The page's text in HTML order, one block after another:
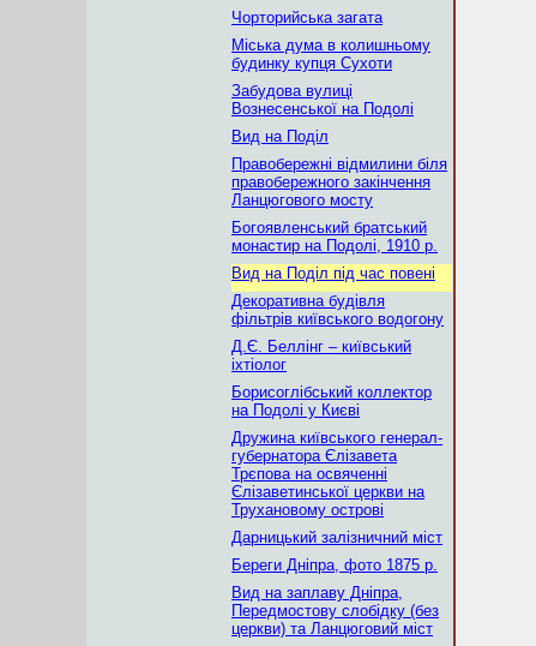
Чорторийська загата
Міська дума в колишньому
будинку купця Сухоти
Забудова вулиці
Вознесенської на Подолі
Вид на Поділ
Правобережні відмилини біля
правобережного закінчення
Ланцюгового мосту
Богоявленський братський
монастир на Подолі, 1910 р.
Вид на Поділ під час повені
Декоративна будівля
фільтрів київського водогону
Д.Є. Беллінг – київський
іхтіолог
Борисоглібський коллектор
на Подолі у Києві
Дружина київського генерал-
губернатора Єлізавета
Трєпова на освяченні
Єлізаветинської церкви на
Трухановому острові
Дарницький залізничний міст
Береги Дніпра, фото 1875 р.
Вид на заплаву Дніпра,
Передмостову слобідку (без
церкви) та Ланцюговий міст